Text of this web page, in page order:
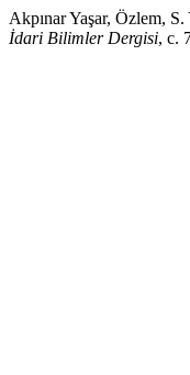
Akpınar Yaşar, Özlem,
İdari Bilimler Dergisi, c.